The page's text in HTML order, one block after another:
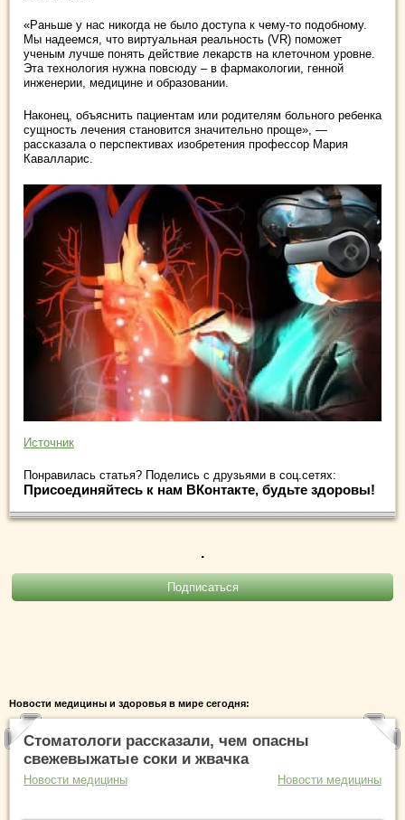
«Раньше у нас никогда не было доступа к чему-то подобному.
Мы надеемся, что виртуальная реальность (VR) поможет
ученым лучше понять действие лекарств на клеточном уровне.
Эта технология нужна повсюду – в фармакологии, генной
инженерии, медицине и образовании.
Наконец, объяснить пациентам или родителям больного ребенка
сущность лечения становится значительно проще», —
рассказала о перспективах изобретения профессор Мария
Кавалларис.
Источник
Понравилась статья? Поделись с друзьями в соц.сетях:
Присоединяйтесь к нам ВКонтакте, будьте здоровы!
.
Новости медицины и здоровья в мире сегодня:
Стоматологи рассказали, чем опасны
свежевыжатые соки и жвачка
Новости медицины Новости медицины